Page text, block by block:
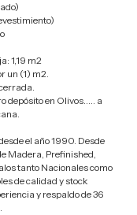
1,19 m2
un (1) m2.
depósito en Olivos..... a
el año 1990. Desde
Madera, Prefinished,
tanto Nacionales como
de calidad y stock
y respaldo de 36